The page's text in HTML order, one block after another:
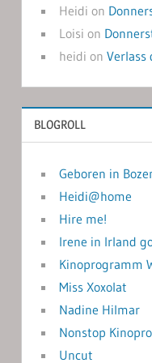
Heidi on
Loisi on
heidi on Verlass
BLOGROLL
Geboren in
Heidi@home
Hire me!
Irene in Irland
Kinoprogramm
Miss Xoxolat
Nadine Hilmar
Nonstop
Uncut